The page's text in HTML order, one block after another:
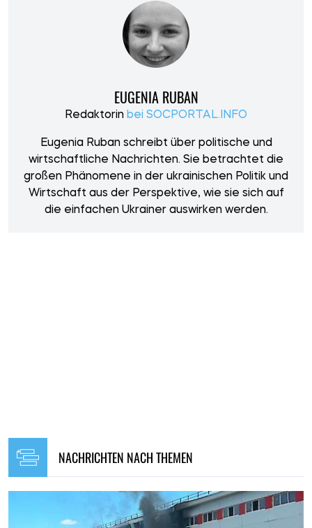
EUGENIA RUBAN
Redaktorin bei SOCPORTAL.INFO
Eugenia Ruban schreibt über politische und
wirtschaftliche Nachrichten. Sie betrachtet die
großen Phänomene in der ukrainischen Politik und
Wirtschaft aus der Perspektive, wie sie sich auf
die einfachen Ukrainer auswirken werden.
NACHRICHTEN NACH THEMEN